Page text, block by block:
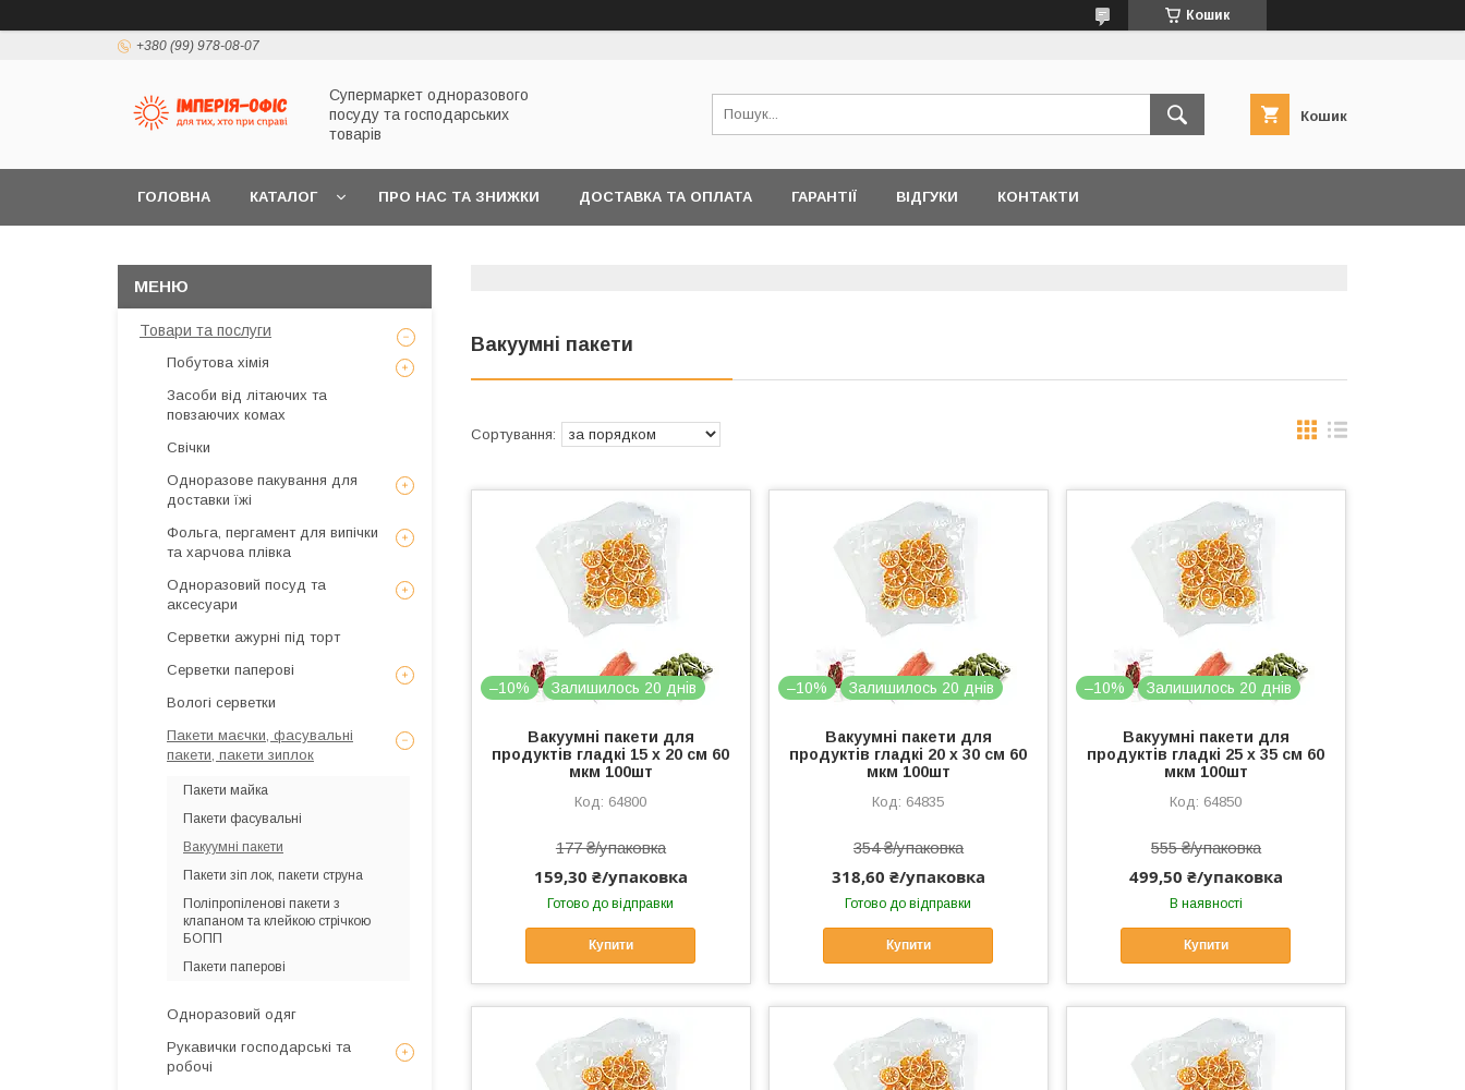
Кошик
+380 (99) 978-08-07
Супермаркет одноразового
посуду та господарських
товарів
Кошик
ГОЛОВНА КАТАЛОГ ПРО НАС ТА ЗНИЖКИ ДОСТАВКА ТА ОПЛАТА ГАРАНТІЇ ВІДГУКИ КОНТАКТИ
Вакуумні пакети
–10% Залишилось 20 днів
Вакуумні пакети для
продуктів гладкі 15 х 20 см 60
мкм 100шт
64800
177 ₴/упаковка
159,30 ₴/упаковка
Готово до відправки
Купити
–10% Залишилось 20 днів
Вакуумні пакети для
продуктів гладкі 20 х 30 см 60
мкм 100шт
64835
354 ₴/упаковка
318,60 ₴/упаковка
Готово до відправки
Купити
–10% Залишилось 20 днів
Вакуумні пакети для
продуктів гладкі 25 х 35 см 60
мкм 100шт
64850
555 ₴/упаковка
499,50 ₴/упаковка
В наявності
Купити
Товари та послуги
Побутова хімія
Засоби від літаючих та
повзаючих комах
Свічки
Одноразове пакування для
доставки їжі
Фольга, пергамент для випічки
та харчова плівка
Одноразовий посуд та
аксесуари
Серветки ажурні під торт
Серветки паперові
Вологі серветки
Пакети маєчки, фасувальні
пакети, пакети зиплок
Пакети майка
Пакети фасувальні
Вакуумні пакети
Пакети зіп лок, пакети струна
Поліпропіленові пакети з
клапаном та клейкою стрічкою
БОПП
Пакети паперові
Одноразовий одяг
Рукавички господарські та
робочі